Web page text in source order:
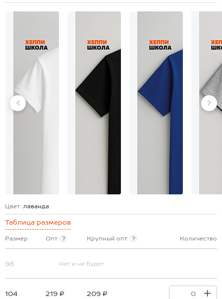
Цвет: лаванда
Таблица размеров
Размер Опт ? Крупный опт ? Количество
98 Нет и не будет
104 219 ₽ 209 ₽